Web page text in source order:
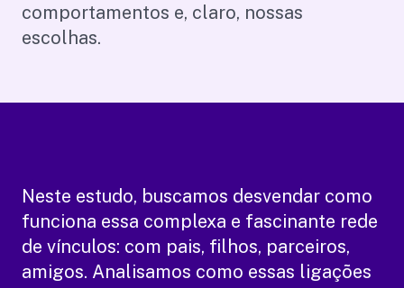
comportamentos e, claro, nossas
escolhas.
Neste estudo, buscamos desvendar como
funciona essa complexa e fascinante rede
de vínculos: com pais, filhos, parceiros,
amigos. Analisamos como essas ligações